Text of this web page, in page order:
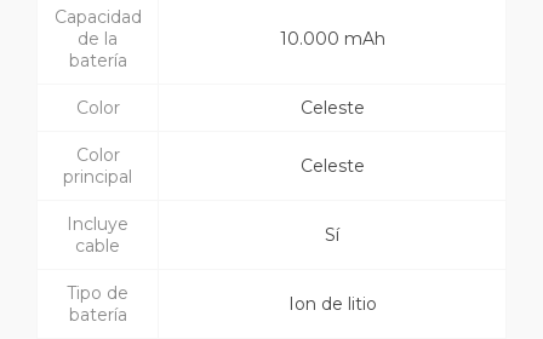
Capacidad
de la
batería
10.000 mAh
Color Celeste
Color
principal
Celeste
Incluye
cable
Sí
Tipo de
batería
Ion de litio